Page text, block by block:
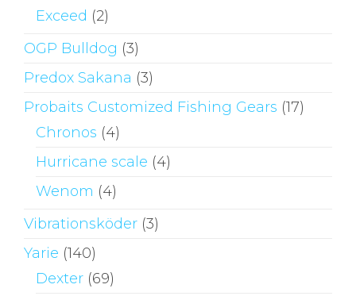
Exceed (2)
OGP Bulldog (3)
Predox Sakana (3)
Probaits Customized Fishing Gears (17)
Chronos (4)
Hurricane scale (4)
Wenom (4)
Vibrationsköder (3)
Yarie (140)
Dexter (69)